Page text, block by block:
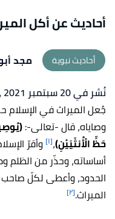
أحاديث عن أكل
أحاديث نبوية
مجد
نُشر في 20 سبتمبر 2021
جُعل الميراث في الإسلام
وصاياه، قال -تعالى-:
حَظِّ الْأُنثَيَيْنِ)،[١] وأقرّ
أساساته، وحذّر من الظلم
الحدود، وأعطى لكلّ
الميراث.[٢]